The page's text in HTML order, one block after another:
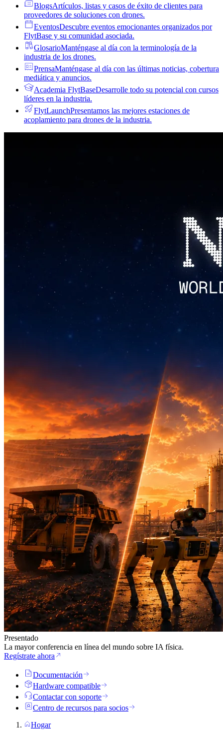
BlogsArtículos, listas y casos de éxito de clientes para
proveedores de soluciones con drones.
EventosDescubre eventos emocionantes organizados por
FlytBase y su comunidad asociada.
GlosarioManténgase al día con la terminología de la
industria de los drones.
PrensaManténgase al día con las últimas noticias, cobertura
mediática y anuncios.
Academia FlytBaseDesarrolle todo su potencial con cursos
líderes en la industria.
FlytLaunchPresentamos las mejores estaciones de
acoplamiento para drones de la industria.
Presentado
La mayor conferencia en línea del mundo sobre IA física.
Regístrate ahora
Documentación
Hardware compatible
Contactar con soporte
Centro de recursos para socios
Hogar